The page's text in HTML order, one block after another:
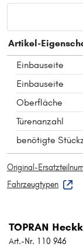
Artikel-
Einbauseite
Einbauseite
Oberfläche
Türenanzahl
benötigte
Original-
Fahrzeugtypen
TOPRAN
Art.-Nr. 110 946